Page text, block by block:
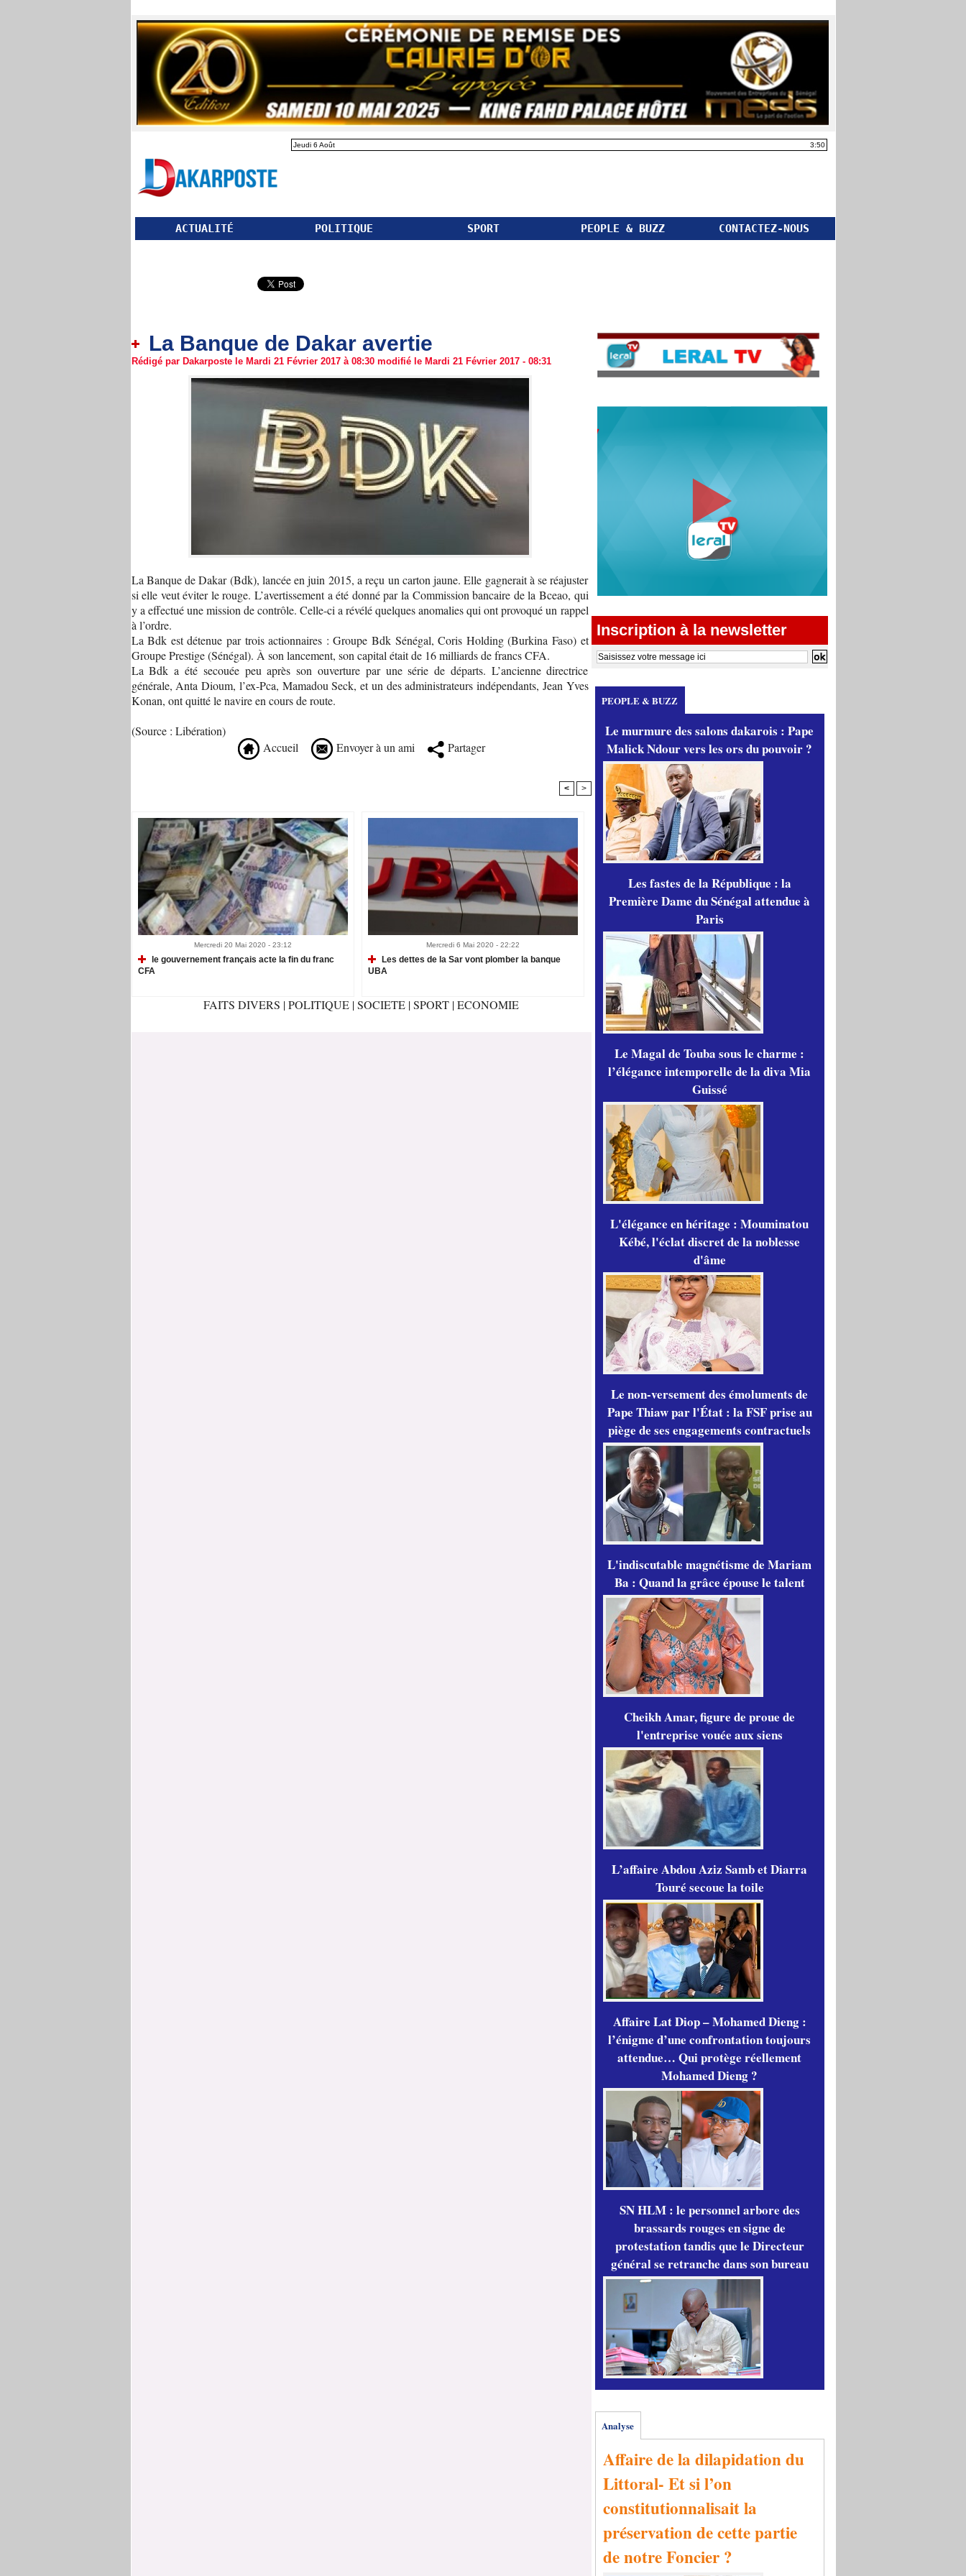
Jeudi 6 Août 3:50
ACTUALITÉ POLITIQUE SPORT PEOPLE & BUZZ CONTACTEZ-NOUS
La Banque de Dakar avertie
Rédigé par Dakarposte le Mardi 21 Février 2017 à 08:30 modifié le Mardi 21 Février 2017 - 08:31
La Banque de Dakar (Bdk), lancée en juin 2015, a reçu un carton jaune. Elle gagnerait à se réajuster
si elle veut éviter le rouge. L’avertissement a été donné par la Commission bancaire de la Bceao, qui
y a effectué une mission de contrôle. Celle-ci a révélé quelques anomalies qui ont provoqué un rappel
à l’ordre.
La Bdk est détenue par trois actionnaires : Groupe Bdk Sénégal, Coris Holding (Burkina Faso) et
Groupe Prestige (Sénégal). À son lancement, son capital était de 16 milliards de francs CFA.
La Bdk a été secouée peu après son ouverture par une série de départs. L’ancienne directrice
générale, Anta Dioum, l’ex-Pca, Mamadou Seck, et un des administrateurs indépendants, Jean Yves
Konan, ont quitté le navire en cours de route.
(Source : Libération)
Accueil
Envoyer à un ami Partager
< >
Mercredi 20 Mai 2020 - 23:12
le gouvernement français acte la fin du franc
CFA
Mercredi 6 Mai 2020 - 22:22
Les dettes de la Sar vont plomber la banque
UBA
FAITS DIVERS |POLITIQUE |SOCIETE |SPORT |ECONOMIE
Inscription à la newsletter
PEOPLE & BUZZ
Le murmure des salons dakarois : Pape
Malick Ndour vers les ors du pouvoir ?
Les fastes de la République : la
Première Dame du Sénégal attendue à
Paris
Le Magal de Touba sous le charme :
l’élégance intemporelle de la diva Mia
Guissé
L'élégance en héritage : Mouminatou
Kébé, l'éclat discret de la noblesse
d'âme
Le non-versement des émoluments de
Pape Thiaw par l'État : la FSF prise au
piège de ses engagements contractuels
L'indiscutable magnétisme de Mariam
Ba : Quand la grâce épouse le talent
Cheikh Amar, figure de proue de
l'entreprise vouée aux siens
L’affaire Abdou Aziz Samb et Diarra
Touré secoue la toile
Affaire Lat Diop – Mohamed Dieng :
l’énigme d’une confrontation toujours
attendue… Qui protège réellement
Mohamed Dieng ?
SN HLM : le personnel arbore des
brassards rouges en signe de
protestation tandis que le Directeur
général se retranche dans son bureau
Analyse
Affaire de la dilapidation du
Littoral- Et si l’on
constitutionnalisait la
préservation de cette partie
de notre Foncier ?